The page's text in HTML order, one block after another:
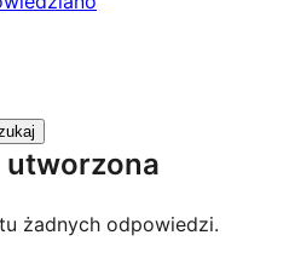
utworzona
żadnych odpowiedzi.